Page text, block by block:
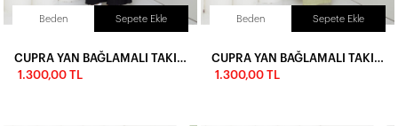
Beden Sepete Ekle
1.300,00 TL
Beden Sepete Ekle
1.300,00 TL